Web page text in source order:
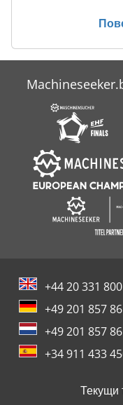
+44 20 331
+49 201 857
+49 201 857
+34 911 433
Текущи